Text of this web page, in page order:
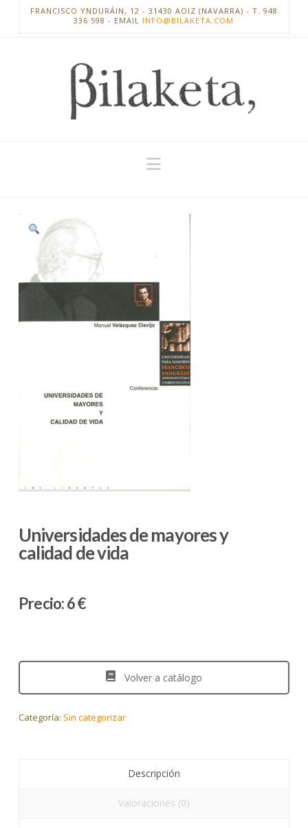
FRANCISCO YNDURÁIN, 12 - 31430 AOIZ (NAVARRA) - T. 948
336 598 - EMAIL INFO@BILAKETA.COM
Navigation
Universidades de mayores y
calidad de vida
Precio:6 €
Volver a catálogo
Categoría: Sin categorizar
Descripción
Valoraciones (0)